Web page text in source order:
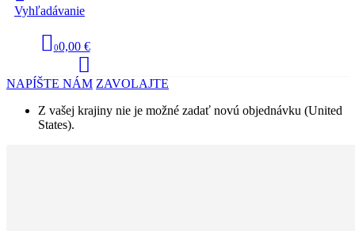
Vyhľadávanie
00,00 €
NAPÍŠTE NÁM ZAVOLAJTE
Z vašej krajiny nie je možné zadať novú objednávku (United
States).